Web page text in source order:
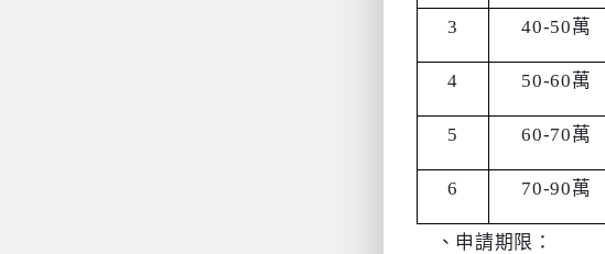
3 40-50萬
4 50-60萬
5 60-70萬
6 70-90萬
、申請期限：